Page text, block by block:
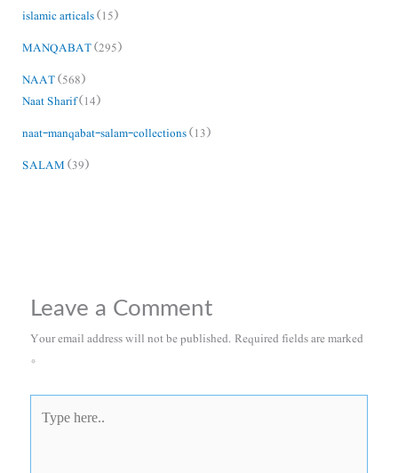
islamic articals(15)
MANQABAT(295)
NAAT(568)
Naat Sharif(14)
naat-manqabat-salam-collections(13)
SALAM(39)
Leave a Comment
Your email address will not be published.Required fields are marked
*
here..